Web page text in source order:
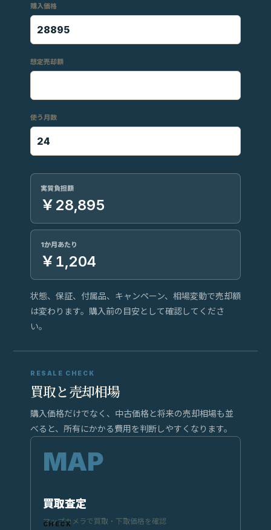
購入価格
想定売却額
使う月数
実質負担額
￥28,895
1か月あたり
￥1,204
状態、保証、付属品、キャンペーン、相場変動で売却額
は変わります。購入前の目安として確認してくださ
い。
RESALE CHECK
買取と売却相場
購入価格だけでなく、中古価格と将来の売却相場も並
べると、所有にかかる費用を判断しやすくなります。
買取査定
マップカメラで買取・下取価格を確認